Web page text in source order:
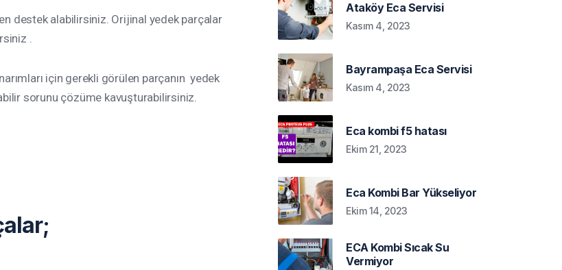
destek alabilirsiniz. Orijinal yedek parçalar
.
için gerekli görülen parçanın yedek
sorunu çözüme kavuşturabilirsiniz.
Ataköy Eca Servisi
Kasım 4, 2023
Bayrampaşa Eca Servisi
Kasım 4, 2023
Eca kombi f5 hatası
Ekim 21, 2023
Eca Kombi Bar Yükseliyor
Ekim 14, 2023
ECA Kombi Sıcak Su
Vermiyor